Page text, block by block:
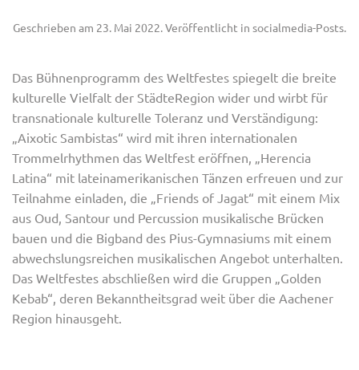
Geschrieben am 23. Mai 2022. Veröffentlicht in socialmedia-Posts.
Das Bühnenprogramm des Weltfestes spiegelt die breite
kulturelle Vielfalt der StädteRegion wider und wirbt für
transnationale kulturelle Toleranz und Verständigung:
„Aixotic Sambistas“ wird mit ihren internationalen
Trommelrhythmen das Weltfest eröffnen, „Herencia
Latina“ mit lateinamerikanischen Tänzen erfreuen und zur
Teilnahme einladen, die „Friends of Jagat“ mit einem Mix
aus Oud, Santour und Percussion musikalische Brücken
bauen und die Bigband des Pius-Gymnasiums mit einem
abwechslungsreichen musikalischen Angebot unterhalten.
Das Weltfestes abschließen wird die Gruppen „Golden
Kebab“, deren Bekanntheitsgrad weit über die Aachener
Region hinausgeht.